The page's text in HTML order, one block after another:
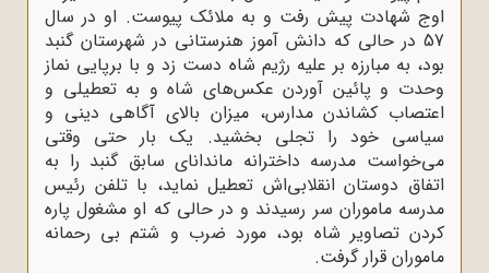
اوج شهادت پیش رفت و به ملائک پیوست. او در سال
57 در حالی که دانش آموز هنرستانی در شهرستان گنبد
بود، به مبارزه بر علیه رژیم شاه دست زد و با برپایی نماز
وحدت و پائین آوردن عکس‌های شاه و به تعطیلی و
اعتصاب کشاندن مدارس، میزان بالای آگاهی دینی و
سیاسی خود را تجلی بخشید. یک بار حتی وقتی
می‌خواست مدرسه داخترانه ماندانای سابق گنبد را به
اتفاق دوستان انقلابی‌اش تعطیل نماید، با تلفن رئیس
مدرسه ماموران سر رسیدند و در حالی که او مشغول پاره
کردن تصاویر شاه بود، مورد ضرب و شتم بی رحمانه
ماموران قرار گرفت.